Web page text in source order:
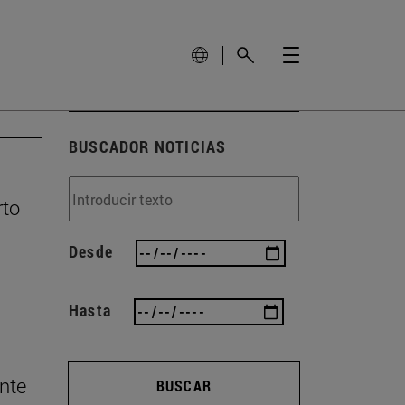
BUSCADOR NOTICIAS
Desde
Hasta
BUSCAR